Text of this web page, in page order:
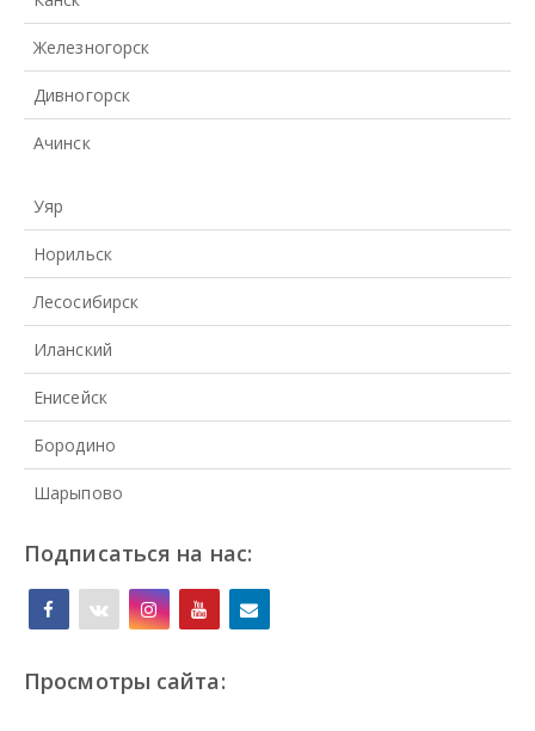
Железногорск
Дивногорск
Ачинск
Уяр
Норильск
Лесосибирск
Иланский
Енисейск
Бородино
Шарыпово
Подписаться на нас:
Просмотры сайта: